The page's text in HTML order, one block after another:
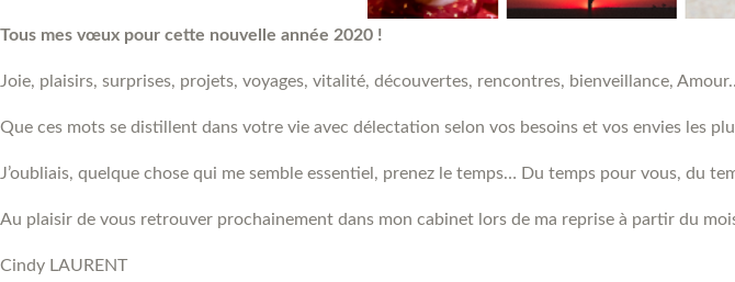
Tous mes vœux pour cette nouvelle année 2020 !
Joie, plaisirs, surprises, projets, voyages, vitalité, découvertes, rencontres, bienveillance,
Que ces mots se distillent dans votre vie avec délectation selon vos besoins et vos envies les
J’oubliais, quelque chose qui me semble essentiel, prenez le temps… Du temps pour vous, du
Au plaisir de vous retrouver prochainement dans mon cabinet lors de ma reprise à partir du
Cindy LAURENT